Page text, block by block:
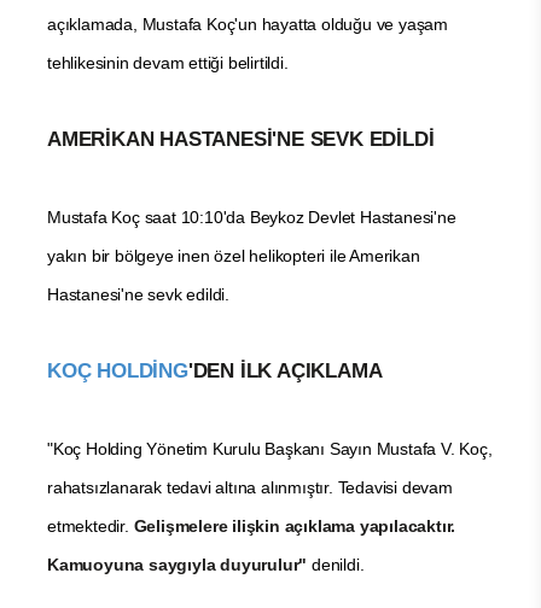
açıklamada, Mustafa Koç'un hayatta olduğu ve yaşam
tehlikesinin devam ettiği belirtildi.
AMERİKAN HASTANESİ'NE SEVK EDİLDİ
Mustafa Koç saat 10:10'da Beykoz Devlet Hastanesi'ne
yakın bir bölgeye inen özel helikopteri ile Amerikan
Hastanesi'ne sevk edildi.
KOÇ HOLDİNG'DEN İLK AÇIKLAMA
"Koç Holding Yönetim Kurulu Başkanı Sayın Mustafa V. Koç,
rahatsızlanarak tedavi altına alınmıştır. Tedavisi devam
etmektedir. Gelişmelere ilişkin açıklama yapılacaktır.
Kamuoyuna saygıyla duyurulur"denildi.